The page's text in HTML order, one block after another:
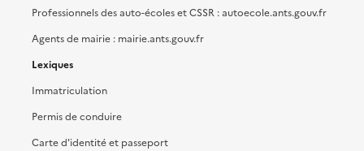
Professionnels des auto-écoles et CSSR : autoecole.ants.gouv.fr
Agents de mairie : mairie.ants.gouv.fr
Lexiques
Immatriculation
Permis de conduire
Carte d'identité et passeport